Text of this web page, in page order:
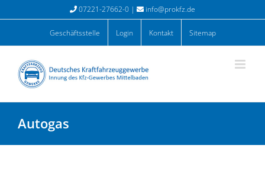
Inhalt
07221-27662-0 | info@prokfz.de
Geschäftsstelle Login Kontakt Sitemap
Autogas